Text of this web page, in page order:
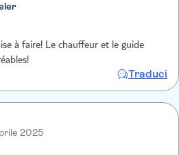
à faire! Le chauffeur et le guide
Traduci
2025